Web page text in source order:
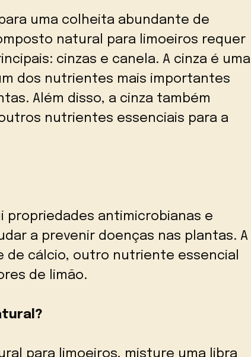
uma colheita abundante de
natural para limoeiros requer
cinzas e canela. A cinza é uma
dos nutrientes mais importantes
Além disso, a cinza também
nutrientes essenciais para a
propriedades antimicrobianas e
a prevenir doenças nas plantas. A
de cálcio, outro nutriente essencial
de limão.
para limoeiros, misture uma libra